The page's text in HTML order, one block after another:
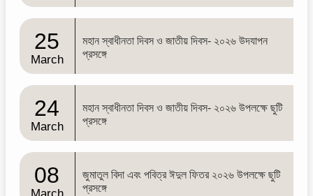
25
March
মহান স্বাধীনতা দিবস ও জাতীয় দিবস- ২০২৬ উদযাপন
প্রসঙ্গে
24
March
মহান স্বাধীনতা দিবস ও জাতীয় দিবস- ২০২৬ উপলক্ষে ছুটি
প্রসঙ্গে
08
জুমাতুল বিদা এবং পবিত্র ঈদুল ফিতর ২০২৬ উপলক্ষে ছুটি
প্রসঙ্গে